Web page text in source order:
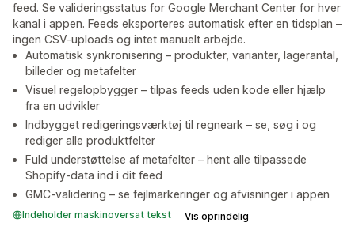
feed. Se valideringsstatus for Google Merchant Center for hver
kanal i appen. Feeds eksporteres automatisk efter en tidsplan –
ingen CSV-uploads og intet manuelt arbejde.
Automatisk synkronisering – produkter, varianter, lagerantal,
billeder og metafelter
Visuel regelopbygger – tilpas feeds uden kode eller hjælp
fra en udvikler
Indbygget redigeringsværktøj til regneark – se, søg i og
rediger alle produktfelter
Fuld understøttelse af metafelter – hent alle tilpassede
Shopify-data ind i dit feed
GMC-validering – se fejlmarkeringer og afvisninger i appen
Indeholder maskinoversat tekst Vis oprindelig